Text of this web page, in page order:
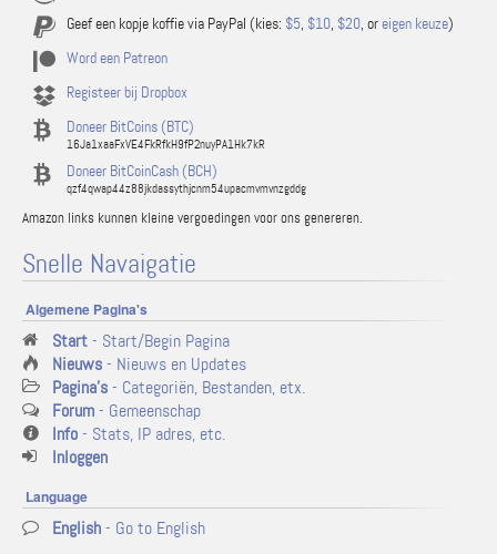
Geef een kopje koffie via PayPal (kies: $5, $10, $20, or eigen keuze)
Word een Patreon
Registeer bij Dropbox
Doneer BitCoins (BTC)
16Ja1xaaFxVE4FkRfkH9fP2nuyPA1Hk7kR
Doneer BitCoinCash (BCH)
qzf4qwap44z88jkdassythjcnm54upacmvmvnzgddg
Amazon links kunnen kleine vergoedingen voor ons genereren.
Snelle Navaigatie
Algemene Pagina's
Start- Start/Begin Pagina
Nieuws- Nieuws en Updates
Pagina's- Categoriën, Bestanden, etx.
Forum- Gemeenschap
Info- Stats, IP adres, etc.
Inloggen
Language
English- Go to English